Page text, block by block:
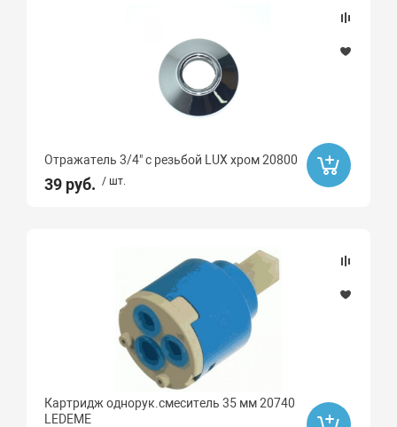
Отражатель 3/4" с резьбой LUX хром 20800
39 руб. / шт.
Картридж однорук.смеситель 35 мм 20740
LEDEME